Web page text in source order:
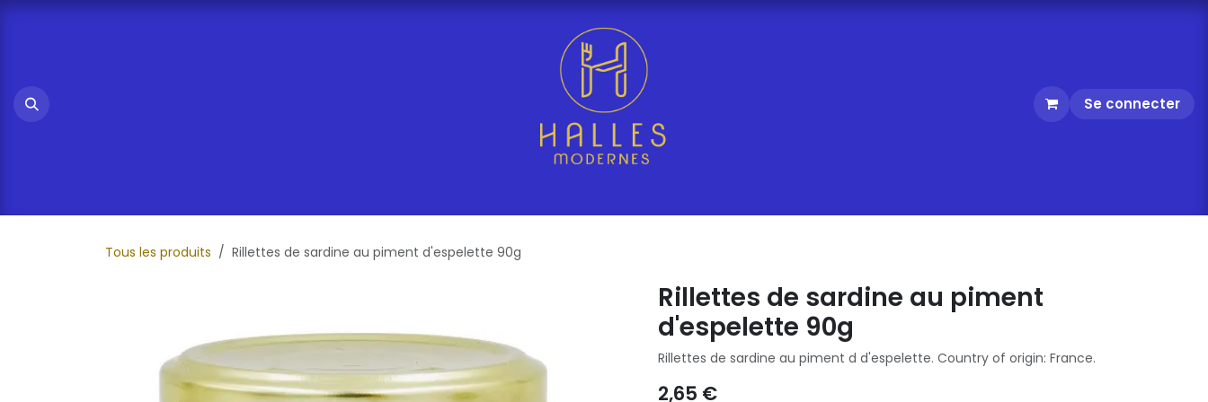
Se rendre au contenu
Se connecter
Tous les produits Rillettes de sardine au piment d'espelette 90g
Rillettes de sardine au piment
d'espelette 90g
Rillettes de sardine au piment d d'espelette. Country of origin: France.
2,65 €